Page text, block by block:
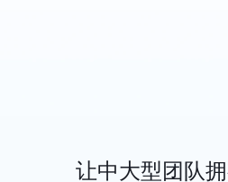
让中大型团队